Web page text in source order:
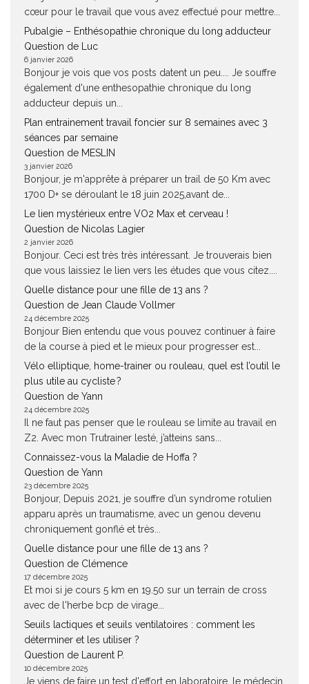
cœur pour le travail que vous avez effectué pour mettre...
Pubalgie – Enthésopathie chronique du long adducteur
Question de Luc
6 janvier 2026
Bonjour je vois que vos posts datent un peu.... Je souffre
également d'une enthesopathie chronique du long
adducteur depuis un...
Plan entrainement travail foncier sur 8 semaines avec 3
séances par semaine
Question de MESLIN
3 janvier 2026
Bonjour, je m'apprête à préparer un trail de 50 Km avec
1700 D+ se déroulant le 18 juin 2025,avant de...
Le lien mystérieux entre VO2 Max et cerveau !
Question de Nicolas Lagier
2 janvier 2026
Bonjour. Ceci est très très intéressant. Je trouverais bien
que vous laissiez le lien vers les études que vous citez....
Quelle distance pour une fille de 13 ans ?
Question de Jean Claude Vollmer
24 décembre 2025
Bonjour Bien entendu que vous pouvez continuer à faire
de la course à pied et le mieux pour progresser est...
Vélo elliptique, home-trainer ou rouleau, quel est l’outil le
plus utile au cycliste ?
Question de Yann
24 décembre 2025
Il ne faut pas penser que le rouleau se limite au travail en
Z2. Avec mon Trutrainer lesté, j’atteins sans...
Connaissez-vous la Maladie de Hoffa ?
Question de Yann
23 décembre 2025
Bonjour, Depuis 2021, je souffre d’un syndrome rotulien
apparu après un traumatisme, avec un genou devenu
chroniquement gonflé et très...
Quelle distance pour une fille de 13 ans ?
Question de Clémence
17 décembre 2025
Et moi si je cours 5 km en 19.50 sur un terrain de cross
avec de l'herbe bcp de virage...
Seuils lactiques et seuils ventilatoires : comment les
déterminer et les utiliser ?
Question de Laurent P.
10 décembre 2025
Je viens de faire un test d'effort en laboratoire, le médecin